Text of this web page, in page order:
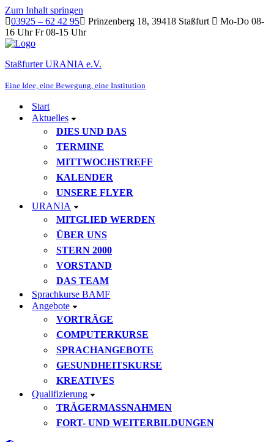
Zum Inhalt springen
03925 – 62 42 95
Prinzenberg 18, 39418 Staßfurt
Mo-Do 08-
16 Uhr Fr 08-15 Uhr
Staßfurter URANIA e.V.
Eine Idee, eine Bewegung, eine Institution
Start
Aktuelles
DIES UND DAS
TERMINE
MITTWOCHSTREFF
KALENDER
UNSERE FLYER
URANIA
MITGLIED WERDEN
ÜBER UNS
STERN 2000
VORSTAND
DAS TEAM
Sprachkurse BAMF
Angebote
VORTRÄGE
COMPUTERKURSE
SPRACHANGEBOTE
GESUNDHEITSKURSE
KREATIVES
Qualifizierung
TRÄGERMASSNAHMEN
FORT- UND WEITERBILDUNGEN